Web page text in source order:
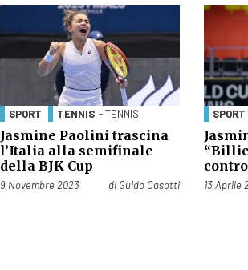
SPORT TENNIS - TENNIS
Jasmine Paolini trascina
l’Italia alla semifinale
della BJK Cup
Pubblicato il
9 Novembre 2023 di Guido Casotti
SPORT
“Billie
13 Aprile